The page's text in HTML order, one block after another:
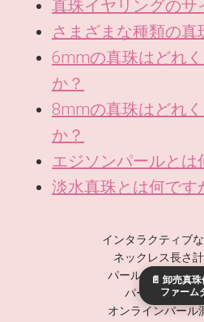
真珠イヤリングのサ
さまざまな種類の真
6mmの真珠はどれ
か？
8mmの真珠はどれ
か？
エジソンパールとは
淡水真珠とは何です
インタラクティブ
ネックレス長さ
パールストランド
パール重量換
オンラインパール
📄 卸売真珠
ファーム